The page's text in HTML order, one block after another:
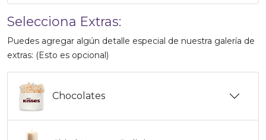
Selecciona Extras:
Puedes agregar algún detalle especial de nuestra galería de
extras: (Esto es opcional)
Chocolates